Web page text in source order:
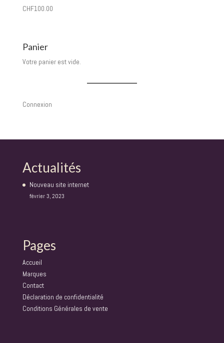
CHF100.00
Panier
Votre panier est vide.
Connexion
Actualités
Nouveau site internet
février 3, 2023
Pages
Accueil
Marques
Contact
Déclaration de confidentialité
Conditions Générales de vente